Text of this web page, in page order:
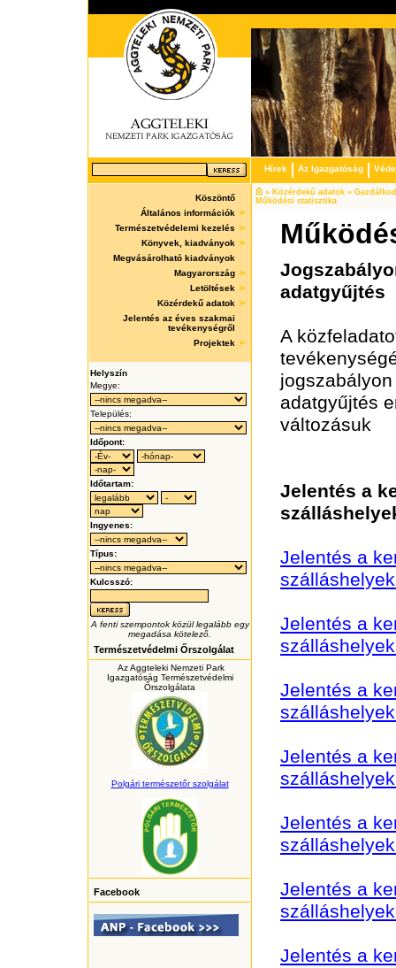
Hírek Az Igazgatóság
Köszöntő
Általános információk
Természetvédelemi kezelés
Könyvek, kiadványok
Megvásárolható kiadványok
Magyarország
Letöltések
Közérdekű adatok
Jelentés az éves szakmai
tevékenységről
Projektek
Helyszín
Megye:
Település:
Időpont:
Időtartam:
Ingyenes:
Típus:
Kulcsszó:
A fenti szempontok közül legalább egy
megadása kötelező.
Természetvédelmi Őrszolgálat
Az Aggteleki Nemzeti Park
Igazgatóság Természetvédelmi
Őrszolgálata
Polgári természetőr szolgálat
Facebook
» Közérdekű adatok »
Működési statisztika
adatgyűjtés
A
adatgyűjtés
változásuk
Jelentés a
Jelentés a
Jelentés a
Jelentés a
Jelentés a
Jelentés a
Jelentés a
Jelentés a